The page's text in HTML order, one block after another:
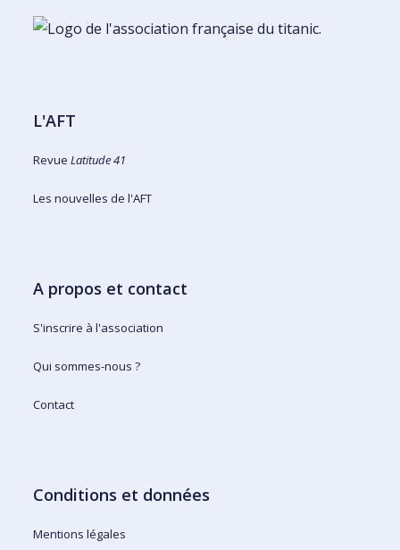
L'AFT
RevueLatitude 41
Les nouvelles de l'AFT
A propos et contact
S'inscrire à l'association
Qui sommes-nous ?
Contact
Conditions et données
Mentions légales